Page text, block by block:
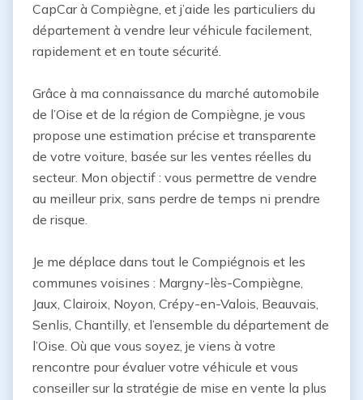
CapCar à Compiègne, et j’aide les particuliers du
département à vendre leur véhicule facilement,
rapidement et en toute sécurité.
Grâce à ma connaissance du marché automobile
de l’Oise et de la région de Compiègne, je vous
propose une estimation précise et transparente
de votre voiture, basée sur les ventes réelles du
secteur. Mon objectif : vous permettre de vendre
au meilleur prix, sans perdre de temps ni prendre
de risque.
Je me déplace dans tout le Compiégnois et les
communes voisines : Margny-lès-Compiègne,
Jaux, Clairoix, Noyon, Crépy-en-Valois, Beauvais,
Senlis, Chantilly, et l’ensemble du département de
l’Oise. Où que vous soyez, je viens à votre
rencontre pour évaluer votre véhicule et vous
conseiller sur la stratégie de mise en vente la plus